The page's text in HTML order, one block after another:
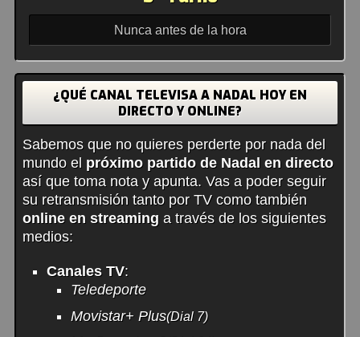
Nunca antes de la hora
¿QUÉ CANAL TELEVISA A NADAL HOY EN
DIRECTO Y ONLINE?
Sabemos que no quieres perderte por nada del
mundo el próximo partido de Nadal en directo
así que toma nota y apunta. Vas a poder seguir
su retransmisión tanto por TV como también
online en streaminga través de los siguientes
medios:
Canales TV:
Teledeporte
Movistar+ Plus(Dial 7)